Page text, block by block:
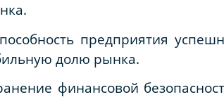
предприятия
долю рынка.
финансовой